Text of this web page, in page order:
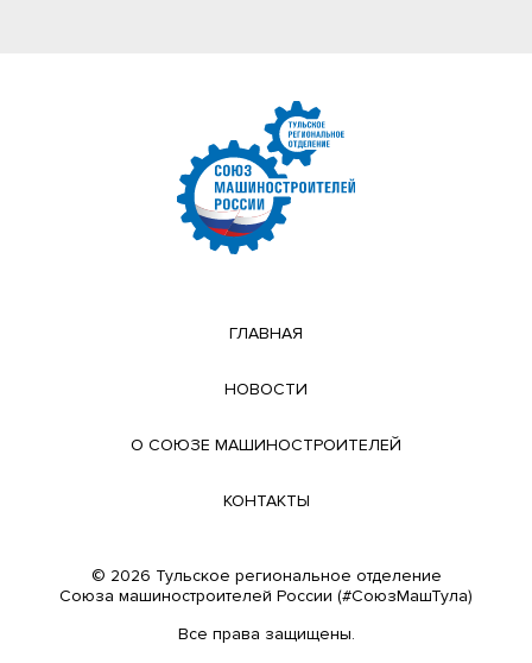
ГЛАВНАЯ
НОВОСТИ
О СОЮЗЕ МАШИНОСТРОИТЕЛЕЙ
КОНТАКТЫ
© 2026 Тульское региональное отделение
Cоюза машиностроителей России (#СоюзМашТула)
Все права защищены.